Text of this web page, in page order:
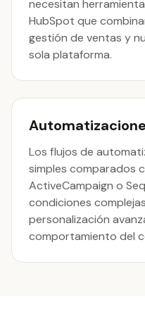
necesitan
HubSpot que
gestión de ventas y
sola plataforma.
Los flujos de
simples comparados
ActiveCampaign o
condiciones
personalización
comportamiento del